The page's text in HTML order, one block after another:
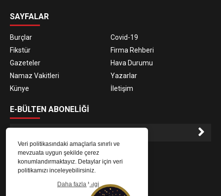
Veri politikasındaki amaçlarla sınırlı ve
mevzuata uygun şekilde çerez
konumlandırmaktayız. Detaylar için veri
politikamızı inceleyebilirsiniz.
Daha fazla bilgi
SAYFALAR
Burçlar
Covid-19
Fikstür
Firma Rehberi
Gazeteler
Hava Durumu
Namaz Vakitleri
Yazarlar
Künye
İletişim
E-BÜLTEN ABONELİĞİ
E-Bülten aboneliği ile haberlere daha hızlı erişin.